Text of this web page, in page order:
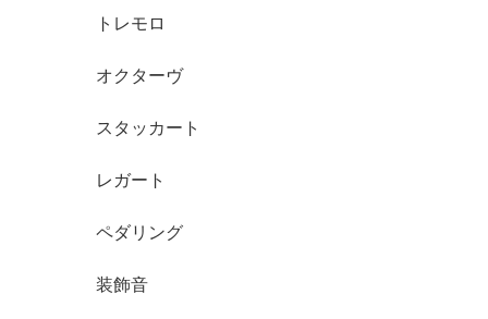
トレモロ
オクターヴ
スタッカート
レガート
ペダリング
装飾音